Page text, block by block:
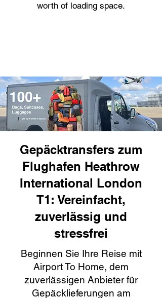
worth of loading space.
Gepäcktransfers zum
Flughafen Heathrow
International London
T1: Vereinfacht,
zuverlässig und
stressfrei
Beginnen Sie Ihre Reise mit
Airport To Home, dem
zuverlässigen Anbieter für
Gepäcklieferungen am